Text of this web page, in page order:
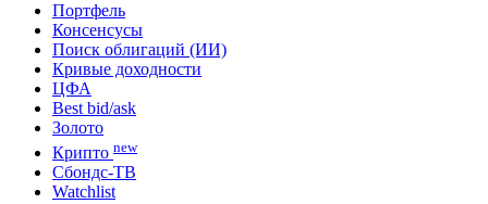
Портфель
Консенсусы
Поиск облигаций (ИИ)
Кривые доходности
ЦФА
Best bid/ask
Золото
Крипто new
Сбондс-ТВ
Watchlist